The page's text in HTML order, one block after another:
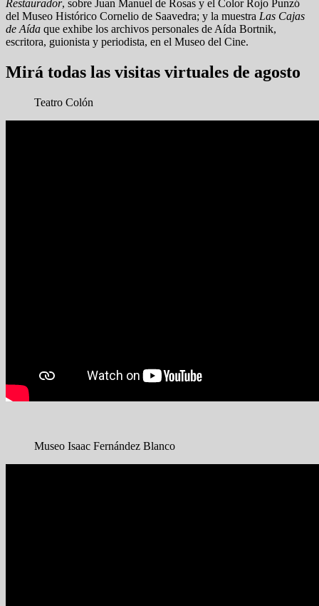
Restaurador, sobre Juan Manuel de Rosas y el Color Rojo Punzó
del Museo Histórico Cornelio de Saavedra; y la muestra Las Cajas
de Aída que exhibe los archivos personales de Aída Bortnik,
escritora, guionista y periodista, en el Museo del Cine.
Mirá todas las visitas virtuales de agosto
Teatro Colón
Museo Isaac Fernández Blanco